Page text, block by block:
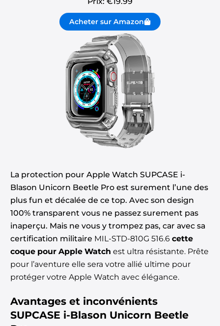
Acheter sur Amazon
La protection pour Apple Watch SUPCASE i-
Blason Unicorn Beetle Pro est surement l’une des
plus fun et décalée de ce top. Avec son design
100% transparent vous ne passez surement pas
inaperçu. Mais ne vous y trompez pas, car avec sa
certification militaire MIL-STD-810G 516.6 cette
coque pour Apple Watch est ultra résistante. Prête
pour l’aventure elle sera votre allié ultime pour
protéger votre Apple Watch avec élégance.
Avantages et inconvénients
SUPCASE i-Blason Unicorn Beetle